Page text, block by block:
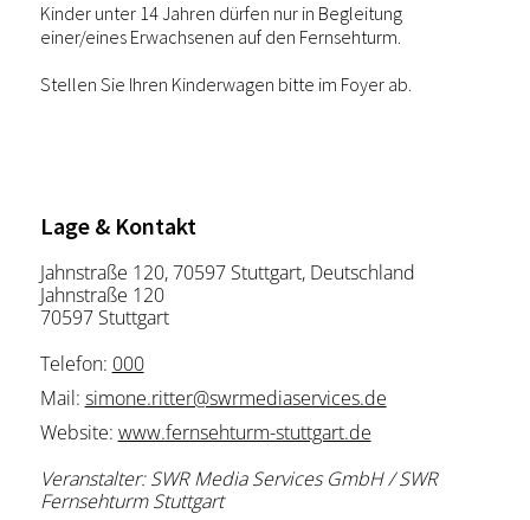
Kinder unter 14 Jahren dürfen nur in Begleitung
einer/eines Erwachsenen auf den Fernsehturm.
Lage & Kontakt
Jahnstraße 120, 70597 Stuttgart, Deutschland
Jahnstraße 120
70597 Stuttgart
Telefon: 000
Mail: simone.ritter@swrmediaservices.de
Website: www.fernsehturm-stuttgart.de
Veranstalter: SWR Media Services GmbH / SWR
Fernsehturm Stuttgart